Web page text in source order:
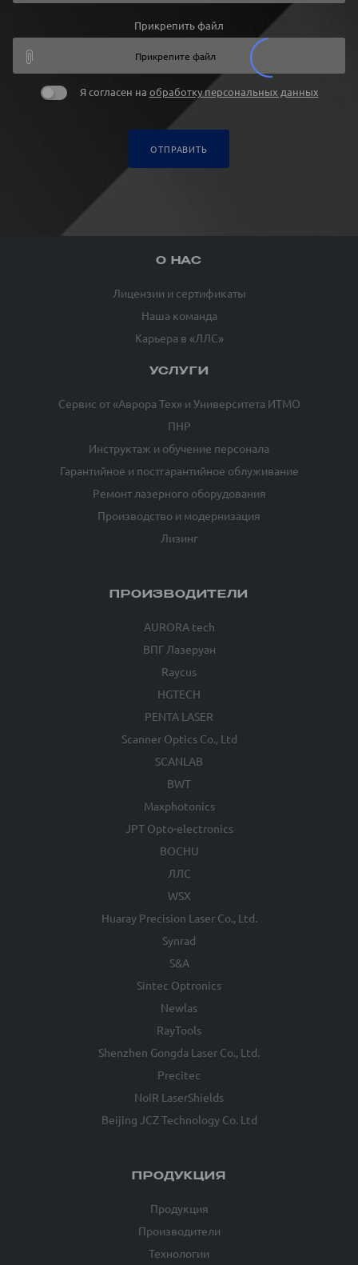
Прикрепить файл
Прикрепите файл
Я согласен на обработку персональных данных
ОТПРАВИТЬ
О НАС
Лицензии и сертификаты
Наша команда
Карьера в «ЛЛС»
УСЛУГИ
Сервис от «Аврора Тех» и Университета ИТМО
ПНР
Инструктаж и обучение персонала
Гарантийное и постгарантийное облуживание
Ремонт лазерного оборудования
Производство и модернизация
Лизинг
ПРОИЗВОДИТЕЛИ
AURORA tech
ВПГ Лазеруан
Raycus
HGTECH
PENTA LASER
Scanner Optics Co., Ltd
SCANLAB
BWT
Maxphotonics
JPT Opto-electronics
BOCHU
ЛЛС
WSX
Huaray Precision Laser Co., Ltd.
Synrad
S&A
Sintec Optronics
Newlas
RayTools
Shenzhen Gongda Laser Co., Ltd.
Precitec
NoIR LaserShields
Beijing JCZ Technology Co. Ltd
ПРОДУКЦИЯ
Продукция
Производители
Технологии